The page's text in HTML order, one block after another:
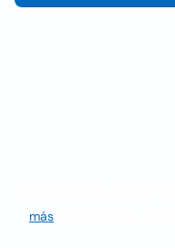
Utilizamos cookies para
más